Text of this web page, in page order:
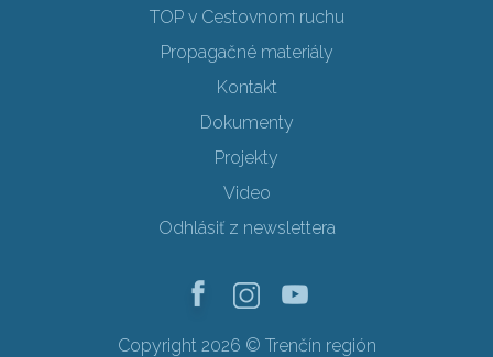
TOP v Cestovnom ruchu
Propagačné materiály
Kontakt
Dokumenty
Projekty
Video
Odhlásiť z newslettera
Copyright 2026 © Trenčín región